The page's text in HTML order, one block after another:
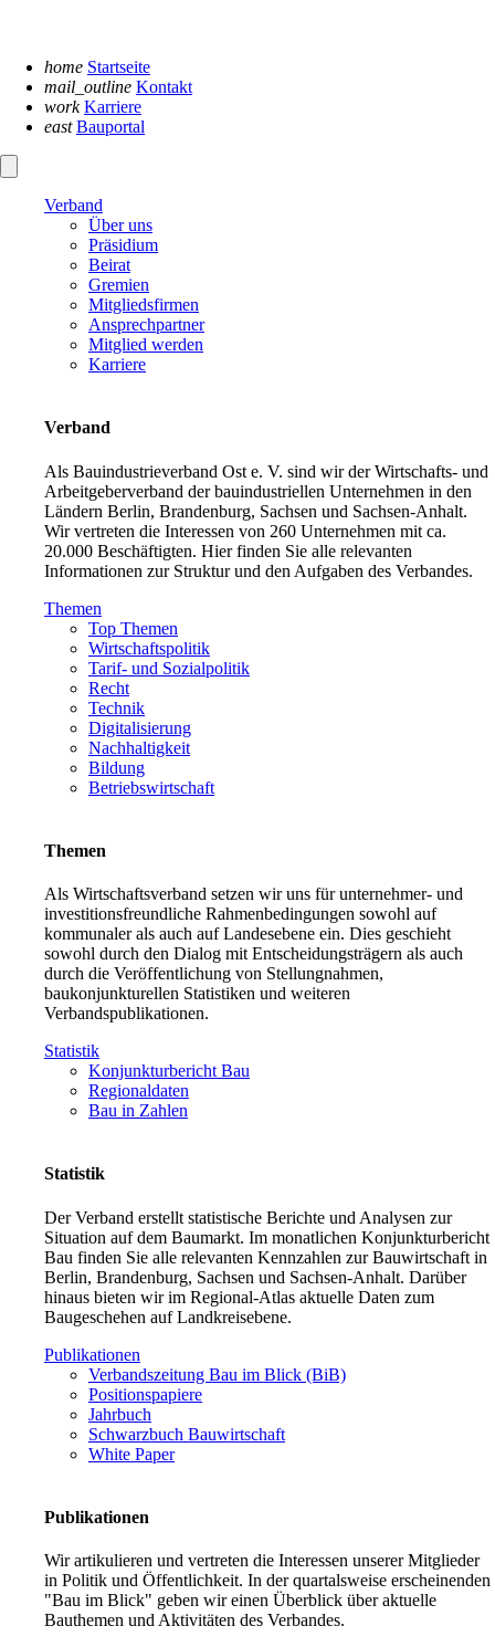
home Startseite
mail_outline Kontakt
work Karriere
east Bauportal
Verband
Über uns
Präsidium
Beirat
Gremien
Mitgliedsfirmen
Ansprechpartner
Mitglied werden
Karriere
Verband
Als Bauindustrieverband Ost e. V. sind wir der Wirtschafts- und
Arbeitgeberverband der bauindustriellen Unternehmen in den
Ländern Berlin, Brandenburg, Sachsen und Sachsen-Anhalt.
Wir vertreten die Interessen von 260 Unternehmen mit ca.
20.000 Beschäftigten. Hier finden Sie alle relevanten
Informationen zur Struktur und den Aufgaben des Verbandes.
Themen
Top Themen
Wirtschaftspolitik
Tarif- und Sozialpolitik
Recht
Technik
Digitalisierung
Nachhaltigkeit
Bildung
Betriebswirtschaft
Themen
Als Wirtschaftsverband setzen wir uns für unternehmer- und
investitionsfreundliche Rahmenbedingungen sowohl auf
kommunaler als auch auf Landesebene ein. Dies geschieht
sowohl durch den Dialog mit Entscheidungsträgern als auch
durch die Veröffentlichung von Stellungnahmen,
baukonjunkturellen Statistiken und weiteren
Verbandspublikationen.
Statistik
Konjunkturbericht Bau
Regionaldaten
Bau in Zahlen
Statistik
Der Verband erstellt statistische Berichte und Analysen zur
Situation auf dem Baumarkt. Im monatlichen Konjunkturbericht
Bau finden Sie alle relevanten Kennzahlen zur Bauwirtschaft in
Berlin, Brandenburg, Sachsen und Sachsen-Anhalt. Darüber
hinaus bieten wir im Regional-Atlas aktuelle Daten zum
Baugeschehen auf Landkreisebene.
Publikationen
Verbandszeitung Bau im Blick (BiB)
Positionspapiere
Jahrbuch
Schwarzbuch Bauwirtschaft
White Paper
Publikationen
Wir artikulieren und vertreten die Interessen unserer Mitglieder
in Politik und Öffentlichkeit. In der quartalsweise erscheinenden
"Bau im Blick" geben wir einen Überblick über aktuelle
Bauthemen und Aktivitäten des Verbandes.